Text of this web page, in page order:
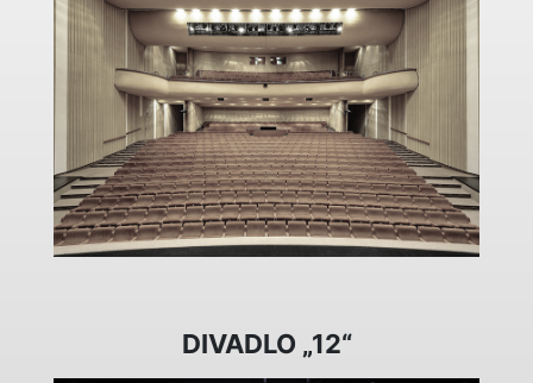
DIVADLO „12“